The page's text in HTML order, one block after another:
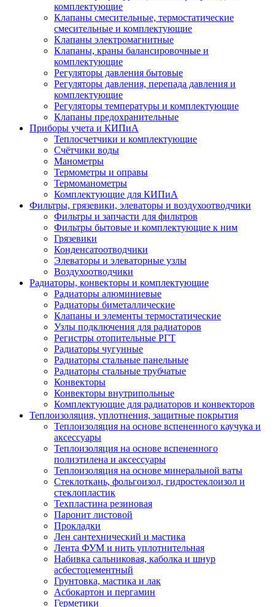
комплектующие
Клапаны смесительные, термостатические
смесительные и комплектующие
Клапаны электромагнитные
Клапаны, краны балансировочные и
комплектующие
Регуляторы давления бытовые
Регуляторы давления, перепада давления и
комплектующие
Регуляторы температуры и комплектующие
Клапаны предохранительные
Приборы учета и КИПиА
Теплосчетчики и комплектующие
Счётчики воды
Манометры
Термометры и оправы
Термоманометры
Комплектующие для КИПиА
Фильтры, грязевики, элеваторы и воздухоотводчики
Фильтры и запчасти для фильтров
Фильтры бытовые и комплектующие к ним
Грязевики
Конденсатоотводчики
Элеваторы и элеваторные узлы
Воздухоотводчики
Радиаторы, конвекторы и комплектующие
Радиаторы алюминиевые
Радиаторы биметаллические
Клапаны и элементы термостатические
Узлы подключения для радиаторов
Регистры отопительные РГТ
Радиаторы чугунные
Радиаторы стальные панельные
Радиаторы стальные трубчатые
Конвекторы
Конвекторы внутрипольные
Комплектующие для радиаторов и конвекторов
Теплоизоляция, уплотнения, защитные покрытия
Теплоизоляция на основе вспененного каучука и
аксессуары
Теплоизоляция на основе вспененного
полиэтилена и аксессуары
Теплоизоляция на основе минеральной ваты
Стеклоткань, фольгоизол, гидростеклоизол и
стеклопластик
Техпластина резиновая
Паронит листовой
Прокладки
Лен сантехнический и мастика
Лента ФУМ и нить уплотнительная
Набивка сальниковая, каболка и шнур
асбестоцементный
Грунтовка, мастика и лак
Асбокартон и пергамин
Герметики